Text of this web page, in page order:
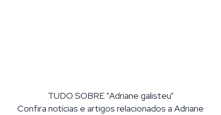
TUDO SOBRE "Adriane galisteu"
Confira notícias e artigos relacionados a Adriane